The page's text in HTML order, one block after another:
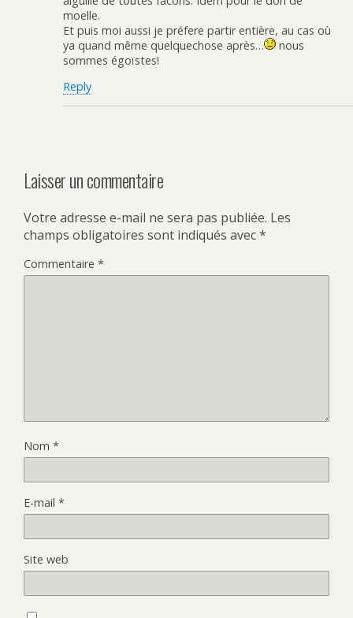
moelle.
Et puis moi aussi je préfere partir entière, au cas où
ya quand même quelquechose après…
nous
sommes égoïstes!
Reply
Laisser un commentaire
Votre adresse e-mail ne sera pas publiée. Les
champs obligatoires sont indiqués avec*
Commentaire *
Nom *
E-mail *
Site web